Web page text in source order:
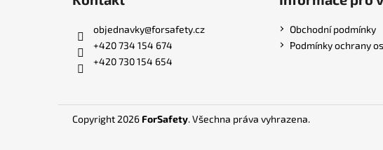
objednavky@forsafety.cz
+420 734 154 674
+420 730 154 654
Obchodní podmínky
Podmínky ochrany
Copyright 2026 ForSafety. Všechna práva vyhrazena.